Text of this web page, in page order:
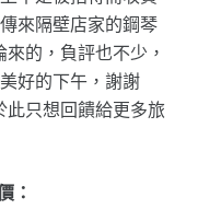
來隔壁店家的鋼琴
的，負評也不少，
好的下午，謝謝
只想回饋給更多旅
：